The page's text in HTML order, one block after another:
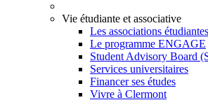
Vie étudiante et associative
Les associations étudiantes
Le programme ENGAGE
Student Advisory Board
Services universitaires
Financer ses études
Vivre à Clermont